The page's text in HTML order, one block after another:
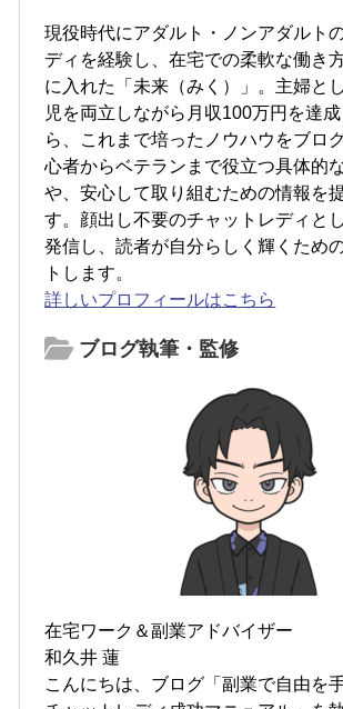
現役時代にアダルト・ノンアダルト
ディを経験し、在宅での柔軟な働き
に入れた「未来（みく）」。主婦と
児を両立しながら月収100万円を達
ら、これまで培ったノウハウをブロ
心者からベテランまで役立つ具体的
や、安心して取り組むための情報を
す。顔出し不要のチャットレディと
発信し、読者が自分らしく輝くため
トします。
詳しいプロフィールはこちら
ブログ執筆・監修
在宅ワーク＆副業アドバイザー
和久井 蓮
こんにちは、ブログ「副業で自由を